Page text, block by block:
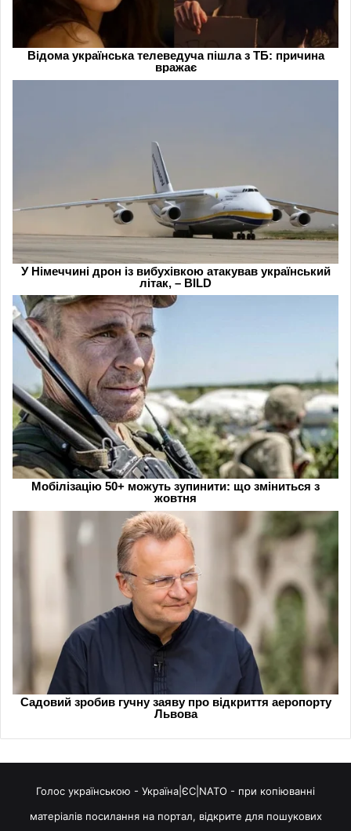
Голос українською - Україна|ЄС|NATO - при копіюванні
матеріалів посилання на портал, відкрите для пошукових